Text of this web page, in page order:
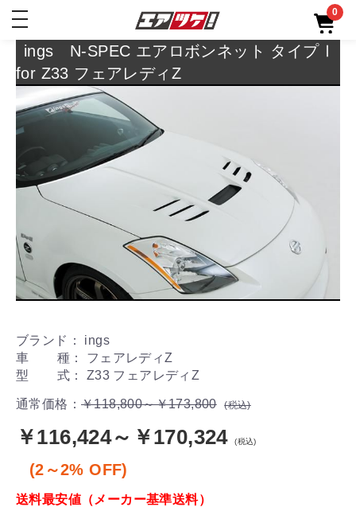
toggle
0
ings N-SPEC エアロボンネット タイプⅠ
for Z33 フェアレディZ
ブランド： ings
車 種： フェアレディZ
型 式： Z33 フェアレディZ
通常価格： ￥118,800～￥173,800 (税込)
￥116,424～￥170,324 (税込)
(2～2% OFF)
送料最安値（メーカー基準送料）